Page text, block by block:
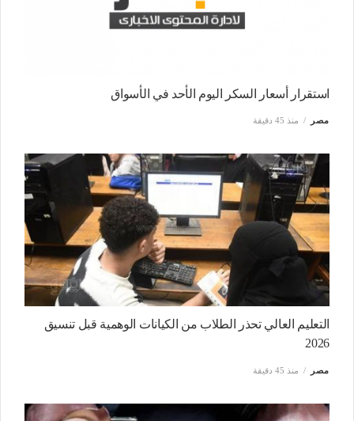
استقرار أسعار السكر اليوم الأحد في الأسواق
مصر منذ 45 دقيقة
التعليم العالي تحذر الطلاب من الكيانات الوهمية قبل تنسيق
2026
مصر منذ 45 دقيقة